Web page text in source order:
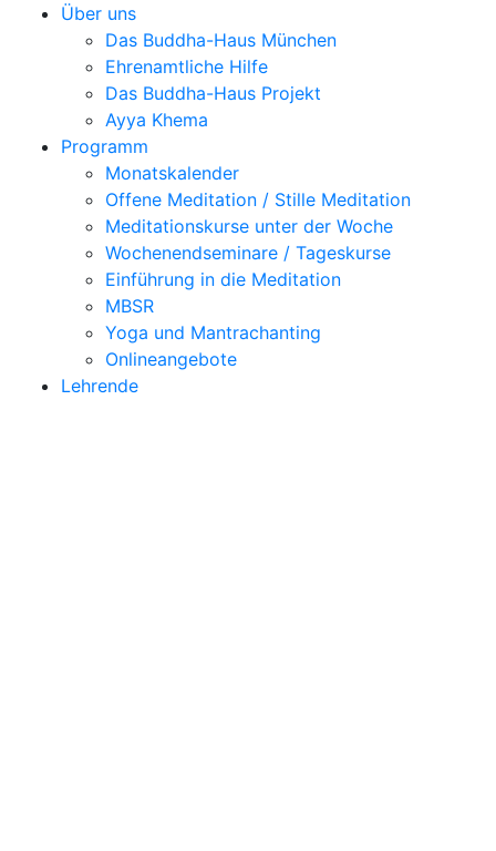
Über uns
Das Buddha-Haus München
Ehrenamtliche Hilfe
Das Buddha-Haus Projekt
Ayya Khema
Programm
Monatskalender
Offene Meditation / Stille Meditation
Meditationskurse unter der Woche
Wochenendseminare / Tageskurse
Einführung in die Meditation
MBSR
Yoga und Mantrachanting
Onlineangebote
Lehrende